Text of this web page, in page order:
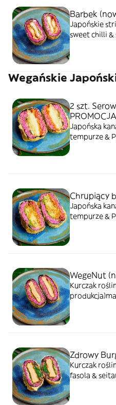
Barbek
Japońskie
sweet chilli &
Wegańskie
2 szt.
PROMOCJA
Japońska
tempurze &
Chrupiący
Japońska
tempurze &
WegeNut
Kurczak
Zdrowy
Kurczak
fasola &